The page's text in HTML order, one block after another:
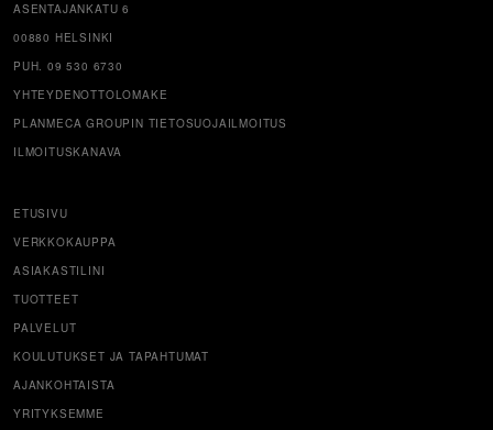
ASENTAJANKATU 6
00880 HELSINKI
PUH. 09 530 6730
YHTEYDENOTTOLOMAKE
PLANMECA GROUPIN TIETOSUOJAILMOITUS
ILMOITUSKANAVA
ETUSIVU
VERKKOKAUPPA
ASIAKASTILINI
TUOTTEET
PALVELUT
KOULUTUKSET JA TAPAHTUMAT
AJANKOHTAISTA
YRITYKSEMME